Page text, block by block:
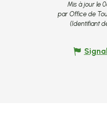
Mis à jour le
par Office de
(Identifiant